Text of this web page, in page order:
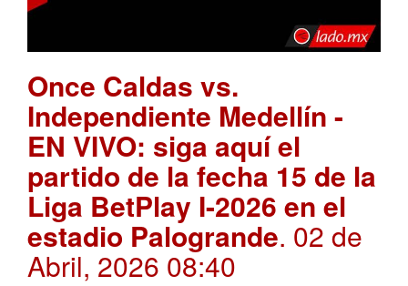
Once Caldas vs.
Independiente Medellín -
EN VIVO: siga aquí el
partido de la fecha 15 de la
Liga BetPlay I-2026 en el
estadio Palogrande. 02 de
Abril, 2026 08:40